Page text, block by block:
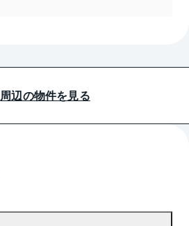
周辺の物件を見る